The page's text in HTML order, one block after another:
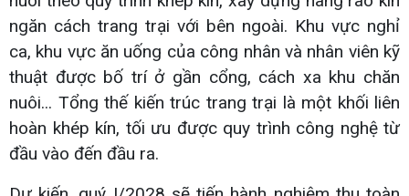
ngăn cách trang trại với bên ngoài. Khu vực nghỉ
ca, khu vực ăn uống của công nhân và nhân viên kỹ
thuật được bố trí ở gần cổng, cách xa khu chăn
nuôi... Tổng thế kiến trúc trang trại là một khối liên
hoàn khép kín, tối ưu được quy trình công nghệ từ
đầu vào đến đầu ra.